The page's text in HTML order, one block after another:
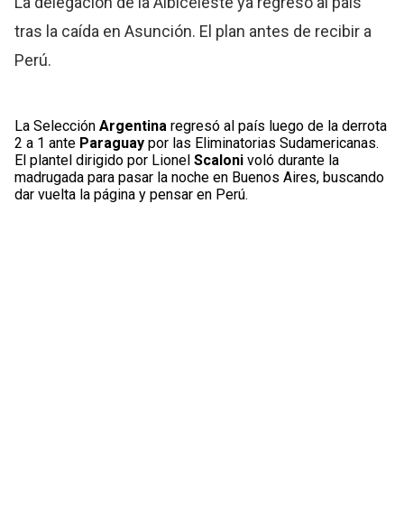
tras la caída en Asunción. El plan antes de recibir a
Perú.
La Selección Argentina regresó al país luego de la derrota
2 a 1 ante Paraguay por las Eliminatorias Sudamericanas.
El plantel dirigido por Lionel Scaloni voló durante la
madrugada para pasar la noche en Buenos Aires, buscando
dar vuelta la página y pensar en Perú.